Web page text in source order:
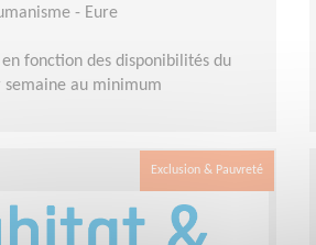
- Eure
en fonction des disponibilités du
au minimum
Exclusion & Pauvreté